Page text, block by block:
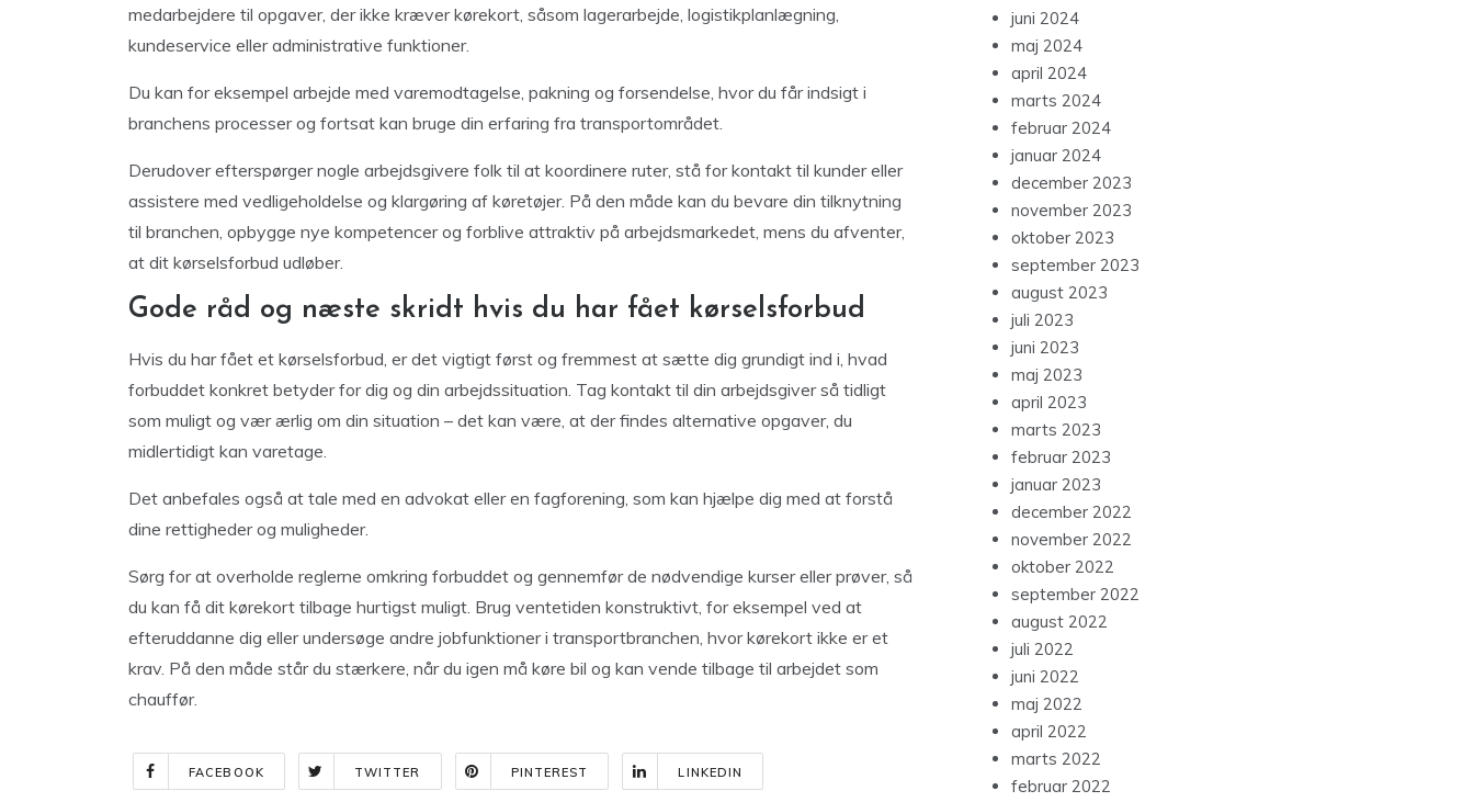
medarbejdere til opgaver, der ikke kræver kørekort, såsom lagerarbejde, logistikplanlægning,
kundeservice eller administrative funktioner.
Du kan for eksempel arbejde med varemodtagelse, pakning og forsendelse, hvor du får indsigt i
branchens processer og fortsat kan bruge din erfaring fra transportområdet.
Derudover efterspørger nogle arbejdsgivere folk til at koordinere ruter, stå for kontakt til kunder eller
assistere med vedligeholdelse og klargøring af køretøjer. På den måde kan du bevare din tilknytning
til branchen, opbygge nye kompetencer og forblive attraktiv på arbejdsmarkedet, mens du afventer,
at dit kørselsforbud udløber.
Gode råd og næste skridt hvis du har fået kørselsforbud
Hvis du har fået et kørselsforbud, er det vigtigt først og fremmest at sætte dig grundigt ind i, hvad
forbuddet konkret betyder for dig og din arbejdssituation. Tag kontakt til din arbejdsgiver så tidligt
som muligt og vær ærlig om din situation – det kan være, at der findes alternative opgaver, du
midlertidigt kan varetage.
Det anbefales også at tale med en advokat eller en fagforening, som kan hjælpe dig med at forstå
dine rettigheder og muligheder.
Sørg for at overholde reglerne omkring forbuddet og gennemfør de nødvendige kurser eller prøver, så
du kan få dit kørekort tilbage hurtigst muligt. Brug ventetiden konstruktivt, for eksempel ved at
efteruddanne dig eller undersøge andre jobfunktioner i transportbranchen, hvor kørekort ikke er et
krav. På den måde står du stærkere, når du igen må køre bil og kan vende tilbage til arbejdet som
chauffør.
FACEBOOK TWITTER PINTEREST LINKEDIN
juni 2024
maj 2024
april 2024
marts 2024
februar 2024
januar 2024
december 2023
november 2023
oktober 2023
september 2023
august 2023
juli 2023
juni 2023
maj 2023
april 2023
marts 2023
februar 2023
januar 2023
december 2022
november 2022
oktober 2022
september 2022
august 2022
juli 2022
juni 2022
maj 2022
april 2022
marts 2022
februar 2022